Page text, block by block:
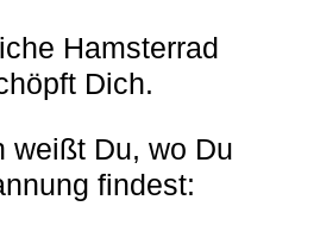
Hamsterrad
Dich.
weißt Du, wo Du
findest: